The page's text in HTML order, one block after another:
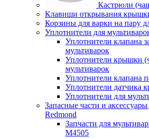
Кастрюли
Клавиши открывания
Корзины для варки на пару
Уплотнители для
Уплотнители клапана
мультиварок
Уплотнители крышки
мультиварок
Уплотнители клапана
Уплотнители датчика
Уплотнители для
Запасные части и
Redmond
Запчасти для
M4505